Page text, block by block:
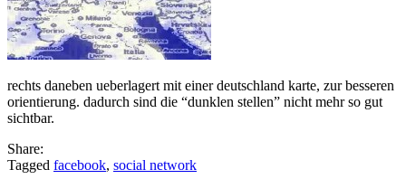
rechts daneben ueberlagert mit einer deutschland karte, zur besseren
orientierung. dadurch sind die “dunklen stellen” nicht mehr so gut
sichtbar.
Share:
Tagged facebook, social network